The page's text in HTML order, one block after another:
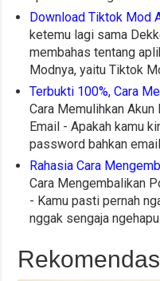
Download Tiktok Mod
ketemu lagi sama
membahas tentang
Modnya, yaitu Tiktok
Terbukti 100%, Cara
Cara Memulihkan
Email - Apakah kamu
password bahkan
Rahasia Cara
Cara Mengembalikan
- Kamu pasti pernah
nggak sengaja